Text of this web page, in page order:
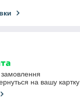
на вашу картку